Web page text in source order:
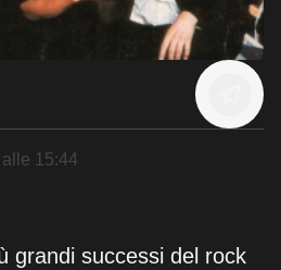
alle 15:44
grandi successi del rock